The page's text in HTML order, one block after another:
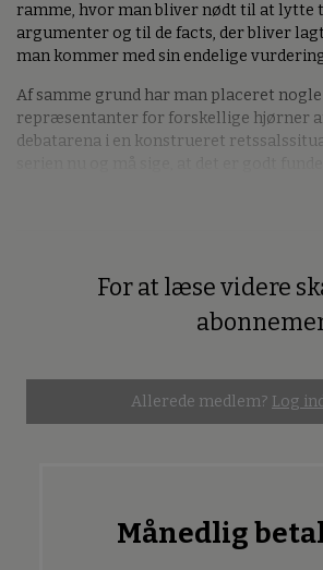
ramme, hvor man bliver nødt til at lytte
argumenter og til de facts, der bliver
man kommer med sin endelige
Af samme grund har man placeret
repræsentanter for forskellige hjørner
debatarena i en konstrueret
For at læse videre
Allerede medlem? Log
Månedlig